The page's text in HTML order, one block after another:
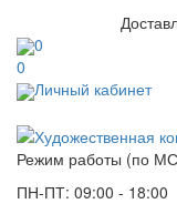
0
0
Личный кабинет
Режим работы (по
ПН-ПТ: 09:00 - 18:00